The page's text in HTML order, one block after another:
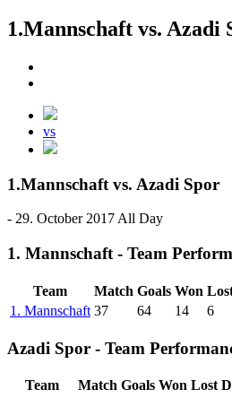
1.Mannschaft vs. Azadi
vs
1.Mannschaft vs. Azadi Spor
- 29. October 2017 All Day
1. Mannschaft - Team
Team Match Goals Won
1. Mannschaft 37 64 14 6
Azadi Spor - Team
Team Match Goals Won Lost